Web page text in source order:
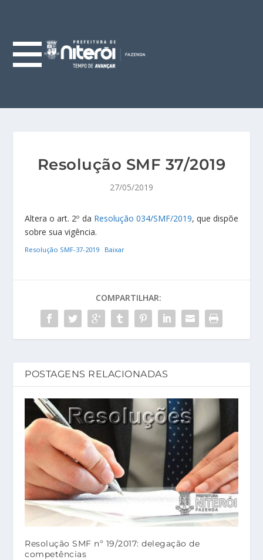
Resolução SMF 37/2019
27/05/2019
Altera o art. 2º da Resolução 034/SMF/2019, que dispõe
sobre sua vigência.
Resolução SMF-37-2019 Baixar
COMPARTILHAR:
POSTAGENS RELACIONADAS
Resolução SMF nº 19/2017: delegação de
competências